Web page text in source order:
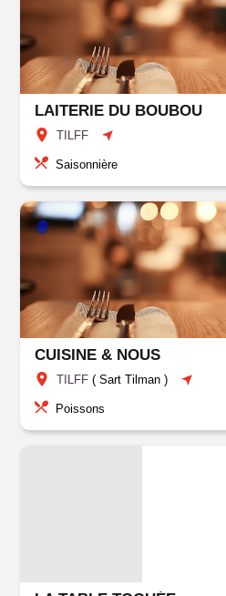
LAITERIE DU BOUBOU
TILFF
Saisonnière
CUISINE & NOUS
TILFF (Sart Tilman )
Poissons